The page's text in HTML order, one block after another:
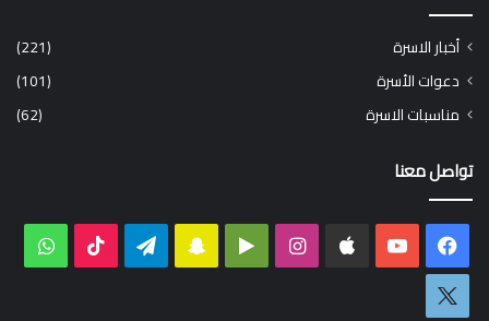
أخبار الاسرة
(221)
دعوات الأسرة
(101)
مناسبات الاسرة
(62)
تواصل معنا
فيسبوك ‫YouTube انستقرام ‏Google سناب
تيلقرام ‫TikTok